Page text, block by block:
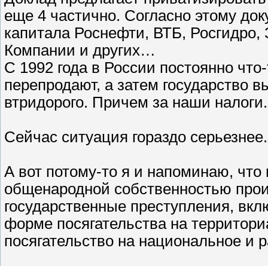
еще 4 частично. Согласно этому
капитала Роснефти, ВТБ,
Компании и других…
С 1992 года в России постоянно
перепродают, а затем государство
втридорого. Причем за наши налоги.
Сейчас ситуация гораздо серьезнее.
А вот потому-то я и напоминаю,
общенародной собственностью
государственные преступления,
форме посягательства на
посягательство на национальное и